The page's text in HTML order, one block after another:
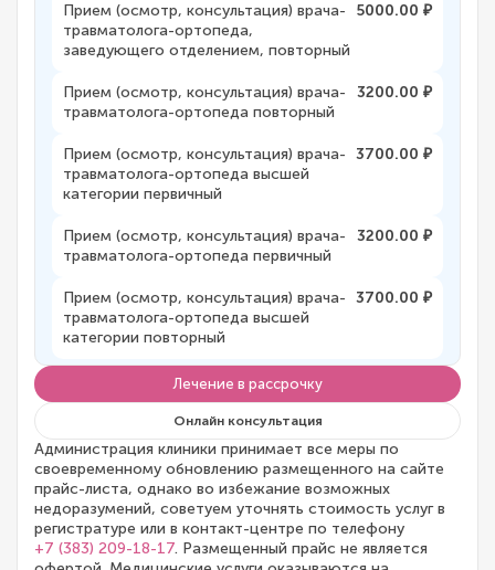
Прием (осмотр, консультация) врача-
травматолога-ортопеда,
заведующего отделением, повторный
5000.00 ₽
Прием (осмотр, консультация) врача-
травматолога-ортопеда повторный
3200.00 ₽
Прием (осмотр, консультация) врача-
травматолога-ортопеда высшей
категории первичный
3700.00 ₽
Прием (осмотр, консультация) врача-
травматолога-ортопеда первичный
3200.00 ₽
Прием (осмотр, консультация) врача-
травматолога-ортопеда высшей
категории повторный
3700.00 ₽
Лечение в рассрочку
Онлайн консультация
Администрация клиники принимает все меры по
своевременному обновлению размещенного на сайте
прайс-листа, однако во избежание возможных
недоразумений, советуем уточнять стоимость услуг в
регистратуре или в контакт-центре по телефону
+7 (383) 209-18-17. Размещенный прайс не является